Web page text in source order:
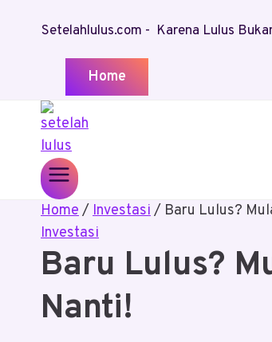
Setelahlulus.com - Karena Lulus
Home
Home/ Investasi/ Baru Lulus?
Investasi
Baru Lulus?
Nanti!